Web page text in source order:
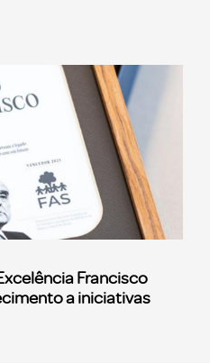
Francisco
a iniciativas